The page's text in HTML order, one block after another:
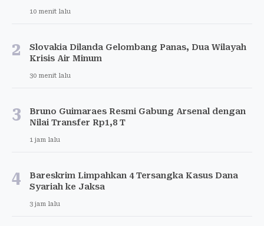
10 menit lalu
2
Slovakia Dilanda Gelombang Panas, Dua Wilayah
Krisis Air Minum
30 menit lalu
3
Bruno Guimaraes Resmi Gabung Arsenal dengan
Nilai Transfer Rp1,8 T
1 jam lalu
4
Bareskrim Limpahkan 4 Tersangka Kasus Dana
Syariah ke Jaksa
3 jam lalu